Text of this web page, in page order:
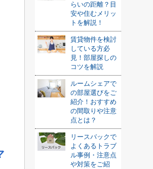
らいの距離？目
安や住むメリッ
トを解説！
賃貸物件を検討
している方必
見！部屋探しの
コツを解説
ルームシェアで
の部屋選びをご
紹介！おすすめ
の間取りや注意
点とは？
リースバックで
よくあるトラブ
ル事例・注意点
や対策をご紹